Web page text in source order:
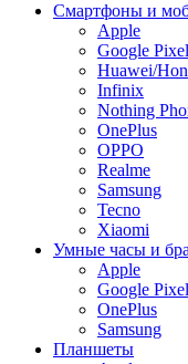
Смартфоны и
Apple
Google Pixel
Huawei/
Infinix
Nothing
OnePlus
OPPO
Realme
Samsung
Tecno
Xiaomi
Умные часы и
Apple
Google Pixel
OnePlus
Samsung
Планшеты